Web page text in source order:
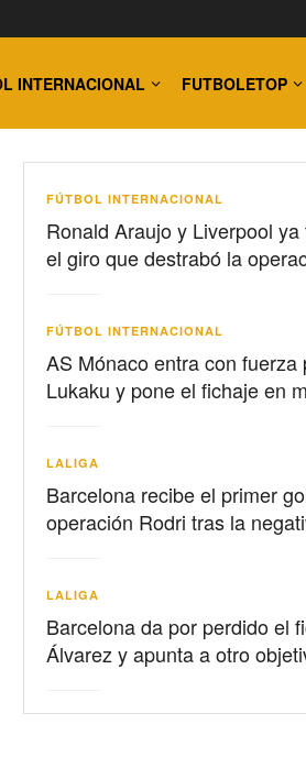
INTERNACIONAL FUTBOLETOP
FÚTBOL INTERNACIONAL
Ronald Araujo y Liverpool
el giro que destrabó la
FÚTBOL INTERNACIONAL
AS Mónaco entra con fuerza
Lukaku y pone el fichaje en
LALIGA
Barcelona recibe el primer
operación Rodri tras la
LALIGA
Barcelona da por perdido el
Álvarez y apunta a otro